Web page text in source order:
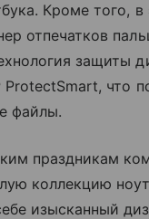
Кроме того, в
отпечатков
защиты
ProtectSmart, что
файлы.
праздникам
коллекцию
изысканный